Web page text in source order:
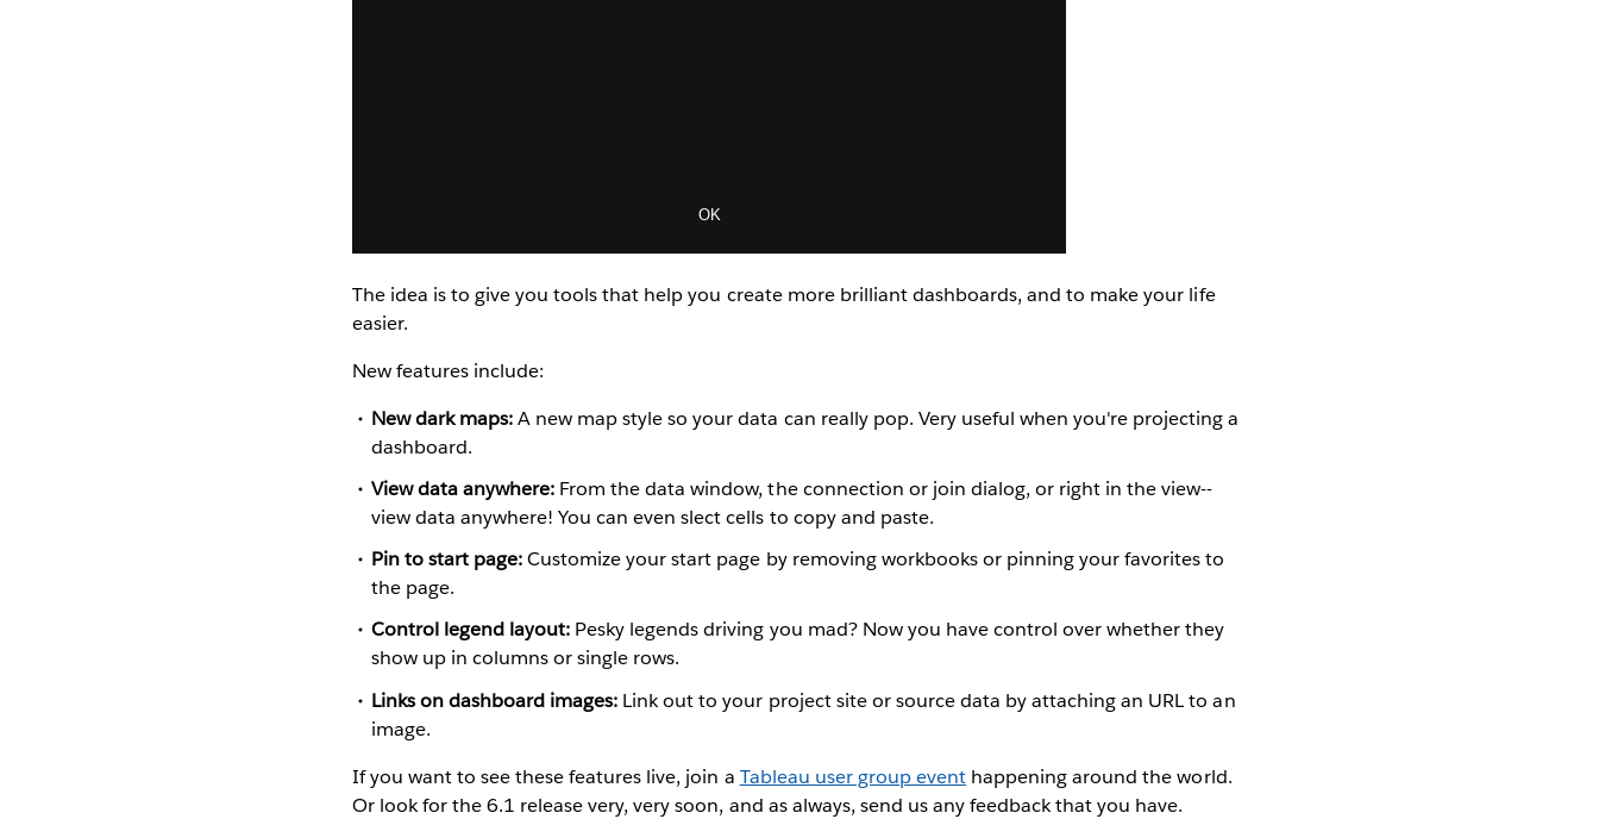
The idea is to give you tools that help you create more brilliant dashboards, and to make your life
easier.
New features include:
New dark maps:A new map style so your data can really pop. Very useful when you're projecting a
dashboard.
View data anywhere: From the data window, the connection or join dialog, or right in the view--
view data anywhere! You can even slect cells to copy and paste.
Pin to start page:Customize your start page by removing workbooks or pinning your favorites to
the page.
Control legend layout: Pesky legends driving you mad? Now you have control over whether they
show up in columns or single rows.
Links on dashboard images: Link out to your project site or source data by attaching an URL to an
image.
If you want to see these features live, join a Tableau user group event happening around the world.
Or look for the 6.1 release very, very soon, and as always, send us any feedback that you have.